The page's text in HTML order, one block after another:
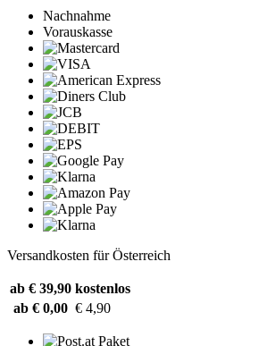
Nachnahme
Vorauskasse
Versandkosten für Österreich
ab € 39,90 kostenlos
ab € 0,00 € 4,90